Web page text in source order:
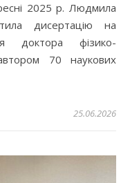
2025 р. Людмила
дисертацію на
доктора фізико-
70 наукових
25.06.2026